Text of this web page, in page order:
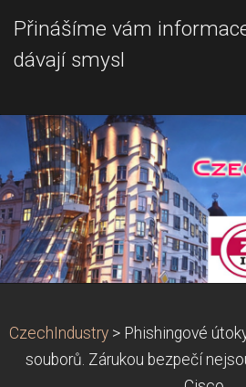
Přinášíme vám
dávají smysl
CzechIndustry > Phishingové
souborů. Zárukou bezpečí